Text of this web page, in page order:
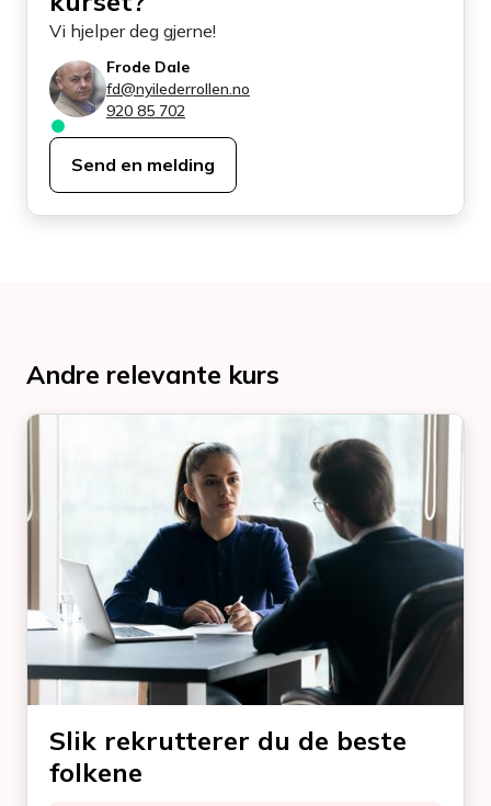
Vi hjelper deg gjerne!
Frode Dale
fd@nyilederrollen.no
920 85 702
Send en melding
Andre relevante kurs
Slik rekrutterer du de beste
folkene